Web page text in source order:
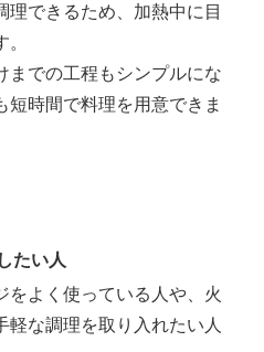
理できるため、加熱中に目
までの工程もシンプルにな
短時間で料理を用意できま
たい人
をよく使っている人や、火
軽な調理を取り入れたい人